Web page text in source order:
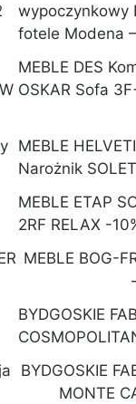
wypoczynkowy
fotele Modena
MEBLE DES
OSKAR Sofa
MEBLE
Narożnik
MEBLE ETAP
2RF RELAX -
MEBLE BOG-
BYDGOSKIE
BYDGOSKIE
MONTE